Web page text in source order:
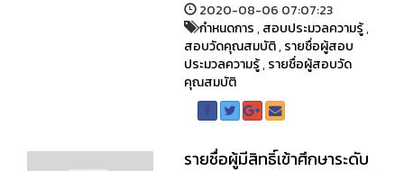
2020-08-06 07:07:23
กำหนดการ,สอบประมวลความรู้,
สอบวัดคุณสมบัติ,รายชื่อผู้สอบ
ประมวลความรู้,รายชื่อผู้สอบวัด
คุณสมบัติ
รายชื่อผู้มีสิทธิ์เข้าศึกษาระดับ